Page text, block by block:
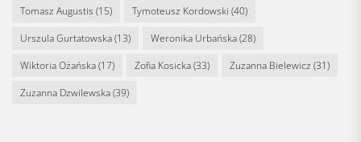
Tomasz Augustis (15) Tymoteusz Kordowski (40)
Urszula Gurtatowska(13) Weronika Urbańska(28)
Wiktoria Ożańska(17) Zofia Kosicka(33) Zuzanna Bielewicz (31)
Zuzanna Dzwilewska(39)